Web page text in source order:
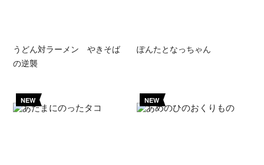
うどん対ラーメン やきそば
の逆襲
ぽんたとなっちゃん
NEW NEW